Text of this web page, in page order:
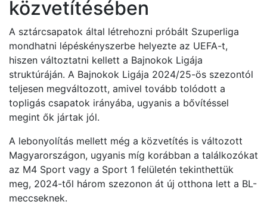
közvetítésében
A sztárcsapatok által létrehozni próbált Szuperliga
mondhatni lépéskényszerbe helyezte az UEFA-t,
hiszen változtatni kellett a Bajnokok Ligája
struktúráján. A Bajnokok Ligája 2024/25-ös szezontól
teljesen megváltozott, amivel tovább tolódott a
topligás csapatok irányába, ugyanis a bővítéssel
megint ők jártak jól.
A lebonyolítás mellett még a közvetítés is változott
Magyarországon, ugyanis míg korábban a találkozókat
az M4 Sport vagy a Sport 1 felületén tekinthettük
meg, 2024-től három szezonon át új otthona lett a BL-
meccseknek.